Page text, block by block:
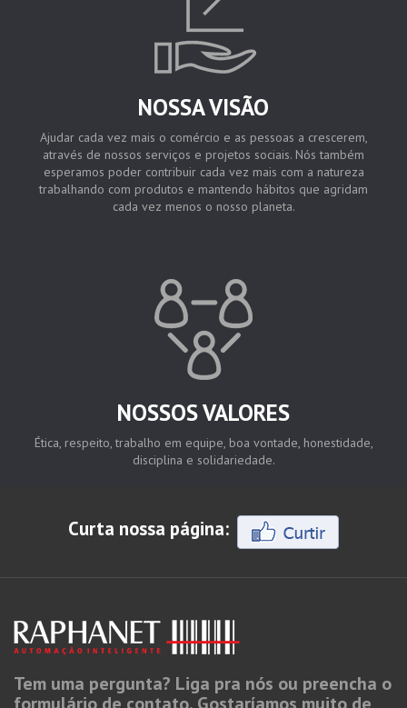
NOSSA VISÃO
Ajudar cada vez mais o comércio e as pessoas a crescerem,
através de nossos serviços e projetos sociais. Nós também
esperamos poder contribuir cada vez mais com a natureza
trabalhando com produtos e mantendo hábitos que agridam
cada vez menos o nosso planeta.
NOSSOS VALORES
Ética, respeito, trabalho em equipe, boa vontade, honestidade,
disciplina e solidariedade.
Curta nossa página:
Tem uma pergunta? Liga pra nós ou preencha o
formulário de contato. Gostaríamos muito de